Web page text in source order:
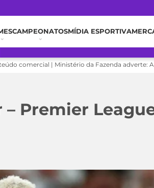
CAMPEONATOSMÍDIA ESPORTIVA
comercial | Ministério da Fazenda adverte:
Premier